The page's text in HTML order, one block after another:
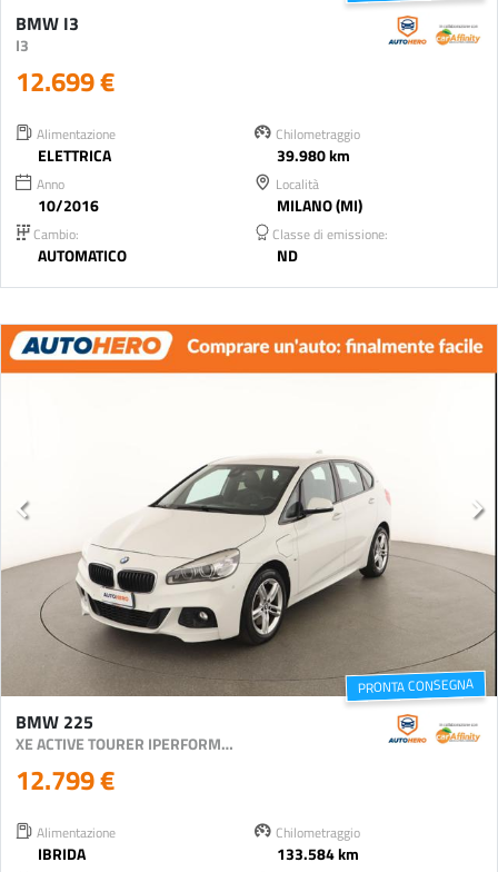
BMW I3
I3
12.699 €
Alimentazione
ELETTRICA
Chilometraggio
39.980 km
Anno
10/2016
Località
MILANO (MI)
Cambio:
AUTOMATICO
Classe di emissione:
ND
PRONTA CONSEGNA
BMW 225
XE ACTIVE TOURER IPERFORMANCE MSPORT AUT.
12.799 €
Alimentazione
IBRIDA
Chilometraggio
133.584 km